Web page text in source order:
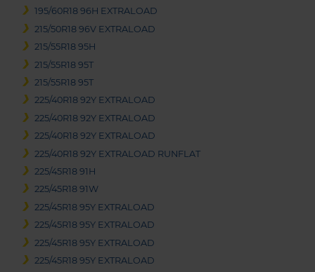
195/60R18 96H EXTRALOAD
215/50R18 96V EXTRALOAD
215/55R18 95H
215/55R18 95T
215/55R18 95T
225/40R18 92Y EXTRALOAD
225/40R18 92Y EXTRALOAD
225/40R18 92Y EXTRALOAD
225/40R18 92Y EXTRALOAD RUNFLAT
225/45R18 91H
225/45R18 91W
225/45R18 95Y EXTRALOAD
225/45R18 95Y EXTRALOAD
225/45R18 95Y EXTRALOAD
225/45R18 95Y EXTRALOAD